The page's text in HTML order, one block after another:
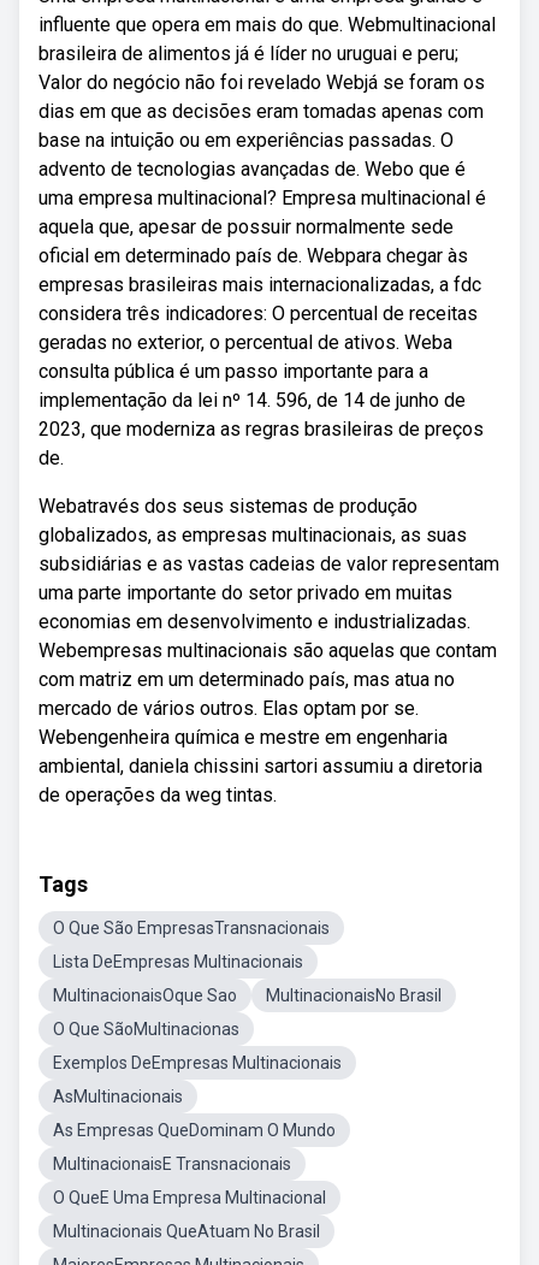
influente que opera em mais do que. Webmultinacional
brasileira de alimentos já é líder no uruguai e peru;
Valor do negócio não foi revelado Webjá se foram os
dias em que as decisões eram tomadas apenas com
base na intuição ou em experiências passadas. O
advento de tecnologias avançadas de. Webo que é
uma empresa multinacional? Empresa multinacional é
aquela que, apesar de possuir normalmente sede
oficial em determinado país de. Webpara chegar às
empresas brasileiras mais internacionalizadas, a fdc
considera três indicadores: O percentual de receitas
geradas no exterior, o percentual de ativos. Weba
consulta pública é um passo importante para a
implementação da lei nº 14. 596, de 14 de junho de
2023, que moderniza as regras brasileiras de preços
de.
Webatravés dos seus sistemas de produção
globalizados, as empresas multinacionais, as suas
subsidiárias e as vastas cadeias de valor representam
uma parte importante do setor privado em muitas
economias em desenvolvimento e industrializadas.
Webempresas multinacionais são aquelas que contam
com matriz em um determinado país, mas atua no
mercado de vários outros. Elas optam por se.
Webengenheira química e mestre em engenharia
ambiental, daniela chissini sartori assumiu a diretoria
de operações da weg tintas.
Tags
O Que São EmpresasTransnacionais
Lista DeEmpresas Multinacionais
MultinacionaisOque Sao
MultinacionaisNo Brasil
O Que SãoMultinacionas
Exemplos DeEmpresas Multinacionais
AsMultinacionais
As Empresas QueDominam O Mundo
MultinacionaisE Transnacionais
O QueE Uma Empresa Multinacional
Multinacionais QueAtuam No Brasil